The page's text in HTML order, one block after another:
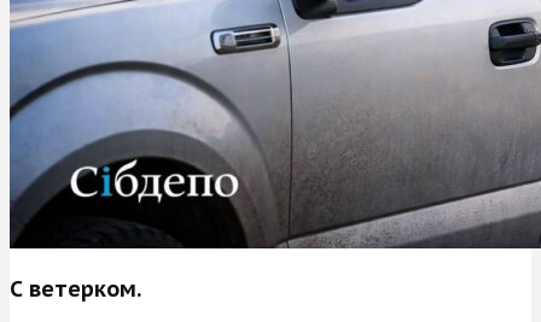
С ветерком.